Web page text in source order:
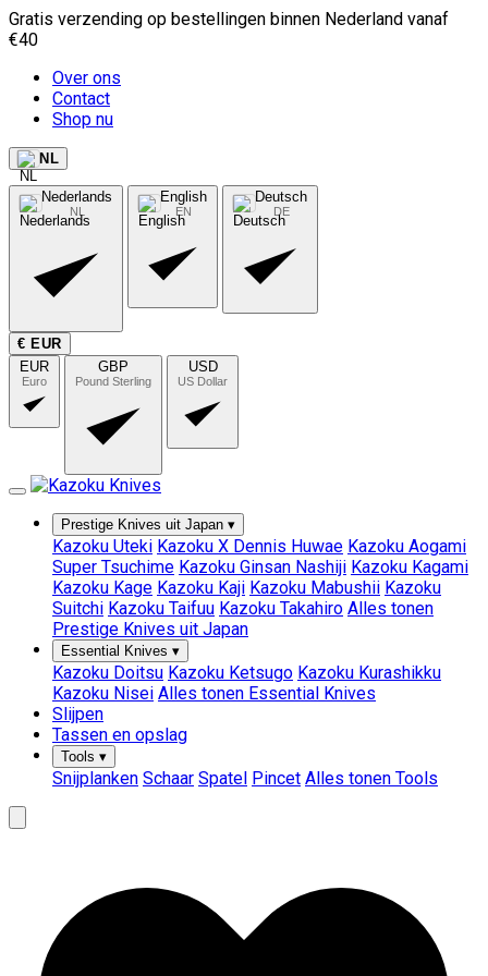
Gratis verzending op bestellingen binnen Nederland vanaf
€40
Over ons
Contact
Shop nu
NL
Nederlands
NL
English
EN
Deutsch
DE
€ EUR
EUR
Euro
GBP
Pound Sterling
USD
US Dollar
Prestige Knives uit Japan ▾
Kazoku Uteki Kazoku X Dennis Huwae Kazoku Aogami
Super Tsuchime Kazoku Ginsan Nashiji Kazoku Kagami
Kazoku Kage Kazoku Kaji Kazoku Mabushii Kazoku
Suitchi Kazoku Taifuu Kazoku Takahiro Alles tonen
Prestige Knives uit Japan
Essential Knives ▾
Kazoku Doitsu Kazoku Ketsugo Kazoku Kurashikku
Kazoku Nisei Alles tonen Essential Knives
Slijpen
Tassen en opslag
Tools ▾
Snijplanken Schaar Spatel Pincet Alles tonen Tools